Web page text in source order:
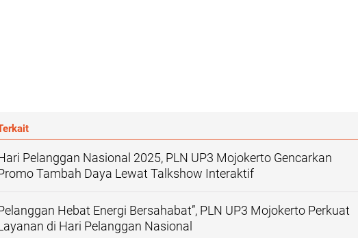
Pelanggan Nasional 2025, PLN UP3 Mojokerto Gencarkan
Tambah Daya Lewat Talkshow Interaktif
Hebat Energi Bersahabat”, PLN UP3 Mojokerto Perkuat
di Hari Pelanggan Nasional